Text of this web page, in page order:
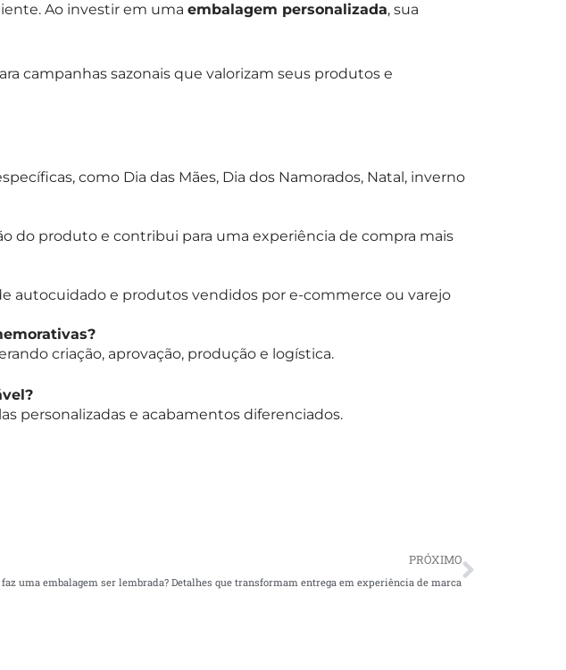
Ao investir em umaembalagem personalizada, sua
campanhas sazonais que valorizam seus produtos e
como Dia das Mães, Dia dos Namorados, Natal, inverno
do produto e contribui para uma experiência de compra mais
autocuidado e produtos vendidos por e-commerce ou varejo
criação, aprovação, produção e logística.
personalizadas e acabamentos diferenciados.
PRÓXIMO
faz uma embalagem ser lembrada? Detalhes que transformam entrega em experiência de marca
Next